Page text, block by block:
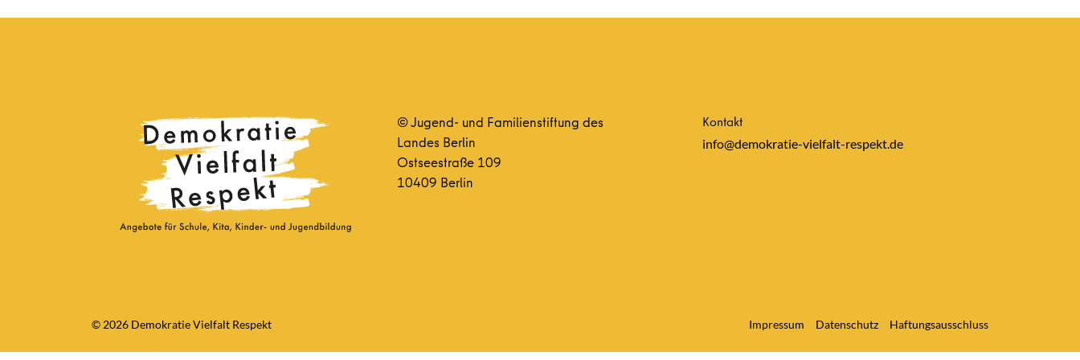
© Jugend- und Familienstiftung des
Landes Berlin
Ostseestraße 109
10409 Berlin
Kontakt
info@demokratie-vielfalt-respekt.de
© 2026 Demokratie Vielfalt Respekt Impressum Datenschutz Haftungsausschluss